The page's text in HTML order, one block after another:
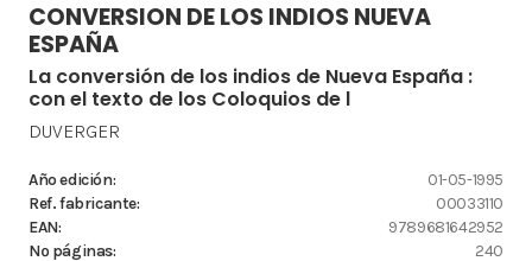
CONVERSION DE LOS INDIOS NUEVA
ESPAÑA
La conversión de los indios de Nueva España :
con el texto de los Coloquios de l
DUVERGER
Año edición:
01-05-1995
Ref. fabricante:
00033110
EAN:
9789681642952
Nº páginas:
240